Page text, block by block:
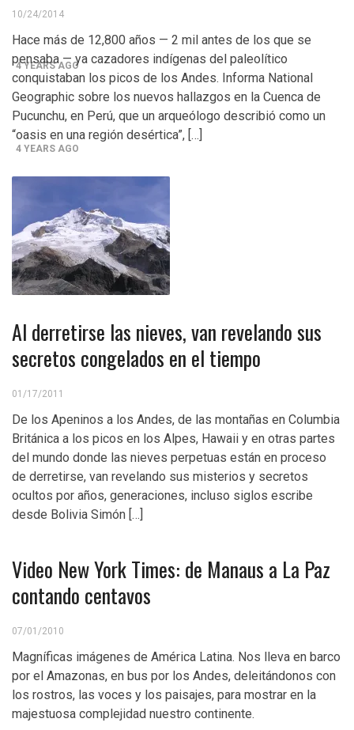
Control del Senado EUA en juego en 2da vuelta
electoral en Georgia
4 YEARS AGO
¡Finalmente! Cámara de Representantes obtiene
declaraciones de impuestos de Donald Trump
4 YEARS AGO
¡Culpable! Jurado en Washington D.C. falla en contra
Steward Rhodes, fundador de violento, grupo
paramilitar
10/24/2014
Hace más de 12,800 años — 2 mil antes de los que se
pensaba — ya cazadores indígenas del paleolítico
conquistaban los picos de los Andes. Informa National
Geographic sobre los nuevos hallazgos en la Cuenca de
Pucunchu, en Perú, que un arqueólogo describió como un
“oasis en una región desértica”, […]
Al derretirse las nieves, van revelando sus
secretos congelados en el tiempo
01/17/2011
De los Apeninos a los Andes, de las montañas en Columbia
Británica a los picos en los Alpes, Hawaii y en otras partes
del mundo donde las nieves perpetuas están en proceso
de derretirse, van revelando sus misterios y secretos
ocultos por años, generaciones, incluso siglos escribe
desde Bolivia Simón […]
Video New York Times: de Manaus a La Paz
contando centavos
07/01/2010
Magníficas imágenes de América Latina. Nos lleva en barco
por el Amazonas, en bus por los Andes, deleitándonos con
los rostros, las voces y los paisajes, para mostrar en la
majestuosa complejidad nuestro continente.